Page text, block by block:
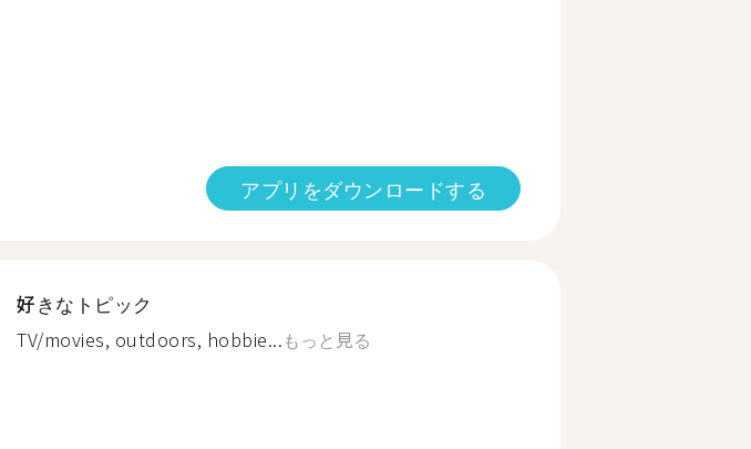
アプリをダウンロードする
好きなトピック
TV/movies, outdoors, hobbie...もっと見る